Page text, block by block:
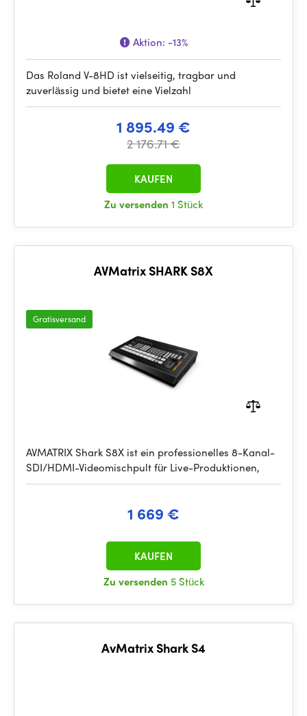
Aktion: -13%
Das Roland V-8HD ist vielseitig, tragbar und
zuverlässig und bietet eine Vielzahl
1 895.49 €
2 176.71 €
Zu versenden 1 Stück
KAUFEN
AVMatrix SHARK S8X
Gratisversand
AVMATRIX Shark S8X ist ein professionelles 8-Kanal-
SDI/HDMI-Videomischpult für Live-Produktionen,
1 669 €
Zu versenden 5 Stück
KAUFEN
AvMatrix Shark S4